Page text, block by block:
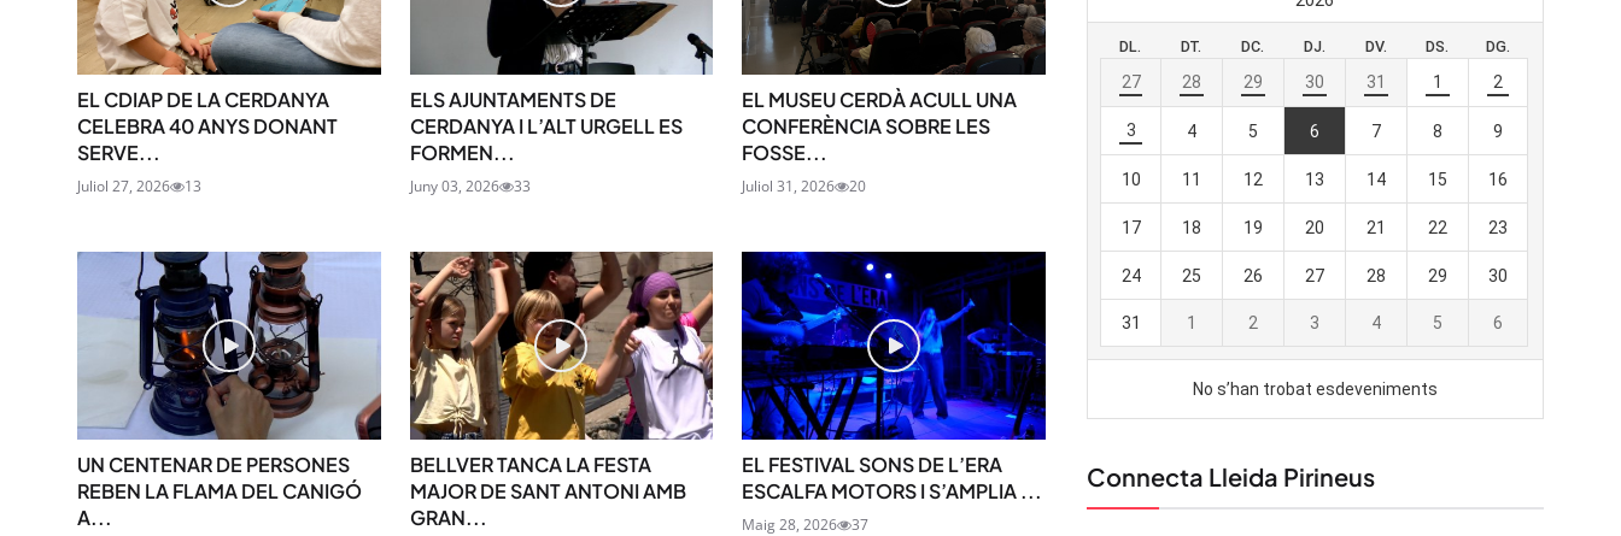
EL CDIAP DE LA CERDANYA
CELEBRA 40 ANYS DONANT
SERVE...
Juliol 27, 2026 13
ELS AJUNTAMENTS DE
CERDANYA I L’ALT URGELL ES
FORMEN...
Juny 03, 2026 33
EL MUSEU CERDÀ ACULL UNA
CONFERÈNCIA SOBRE LES
FOSSE...
Juliol 31, 2026 20
UN CENTENAR DE PERSONES
REBEN LA FLAMA DEL CANIGÓ
A...
BELLVER TANCA LA FESTA
MAJOR DE SANT ANTONI AMB
GRAN...
EL FESTIVAL SONS DE L’ERA
ESCALFA MOTORS I S’AMPLIA ...
Maig 28, 2026 37
Connecta Lleida Pirineus
Uneix-te al nostre butlletí
Tota l’actualitat, seleccionada i enviada
directament al teu correu. Subscriu-te al nostre
butlletí i segueix la informació que importa.